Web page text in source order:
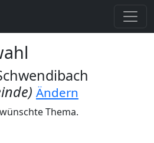
Ändern
Thema.